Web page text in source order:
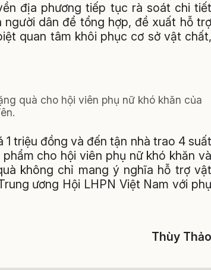
địa phương tiếp tục rà soát chi tiết
dân để tổng hợp, đề xuất hỗ trợ
quan tâm khôi phục cơ sở vật chất,
quà cho hội viên phụ nữ khó khăn của
triệu đồng và đến tận nhà trao 4 suất
cho hội viên phụ nữ khó khăn và
không chỉ mang ý nghĩa hỗ trợ vật
ương Hội LHPN Việt Nam với phụ
Thùy Thảo